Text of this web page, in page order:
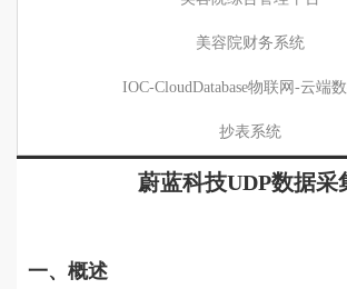
美容院财务系统
IOC-CloudDatabase物联网-云端
抄表系统
蔚蓝科技UDP数据采
一、概述